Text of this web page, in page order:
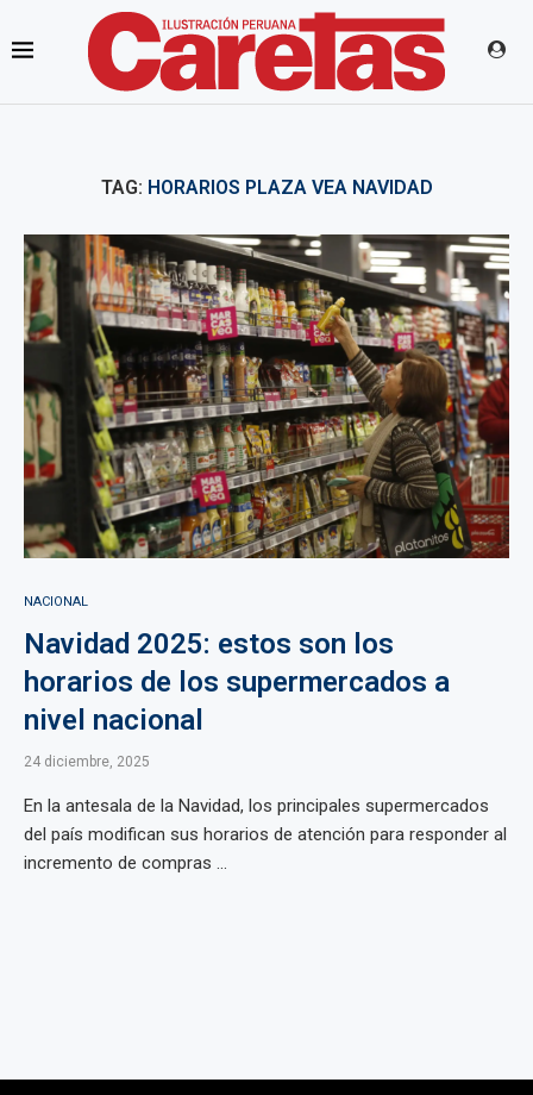
TAG: HORARIOS PLAZA VEA NAVIDAD
NACIONAL
Navidad 2025: estos son los
horarios de los supermercados a
nivel nacional
24 diciembre, 2025
En la antesala de la Navidad, los principales supermercados
del país modifican sus horarios de atención para responder al
incremento de compras ...